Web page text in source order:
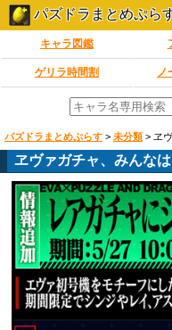
パズドラまとめぷら
キャラ図鑑
ゲリラ時間割 ノ
パズドラまとめぷらす > 未分類 > ヱ
ヱヴァガチャ、みんな